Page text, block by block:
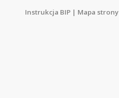
Instrukcja BIP | Mapa strony